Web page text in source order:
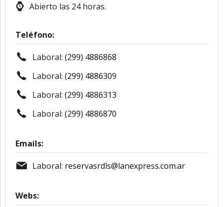
Abierto las 24 horas.
Teléfono:
Laboral: (299) 4886868
Laboral: (299) 4886309
Laboral: (299) 4886313
Laboral: (299) 4886870
Emails:
Laboral: reservasrdls@lanexpress.com.ar
Webs: